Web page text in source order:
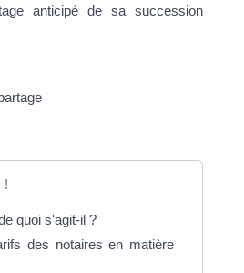
anticipé de sa succession
!
quoi s'agit-il ?
des notaires en matière